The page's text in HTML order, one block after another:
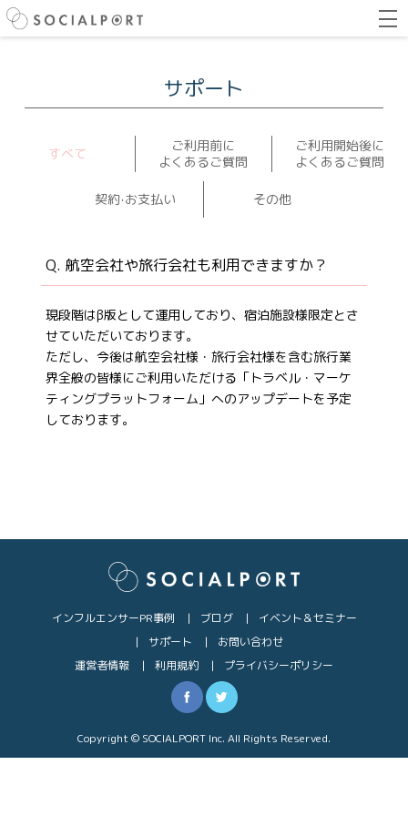
サポート
すべて
ご利用前に
よくあるご質問
ご利用開始後に
よくあるご質問
契約‧お支払い その他
航空会社や旅行会社も利用できますか？
現段階はβ版として運用しており、宿泊施設様限定とさ
せていただいております。
ただし、今後は航空会社様・旅行会社様を含む旅行業
界全般の皆様にご利用いただける「トラベル・マーケ
ティングプラットフォーム」へのアップデートを予定
しております。
インフルエンサーPR事例 ブログ
イベント＆セミナー
サポート
お問い合わせ
運営者情報
利用規約 プライバシーポリシー
Copyright © SOCIALPORT Inc. All Rights Reserved.